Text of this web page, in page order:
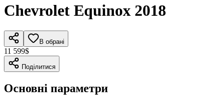
Chevrolet Equinox 2018
В обрані
11 599$
Поділитися
Основні параметри